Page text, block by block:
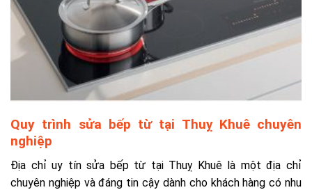
Quy trình sửa bếp từ tại Thuỵ Khuê chuyên
nghiệp
Địa chỉ uy tín sửa bếp từ tại Thuỵ Khuê là một địa chỉ
chuyên nghiệp và đáng tin cậy dành cho khách hàng có nhu